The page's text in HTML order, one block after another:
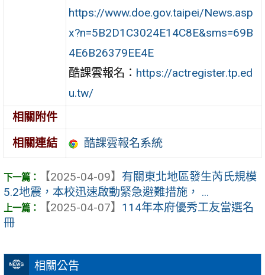
相關公告
https://www.doe.gov.taipei/News.asp
x?n=5B2D1C3024E14C8E&sms=69B
4E6B26379EE4E
酷課雲報名： https://actregister.tp.ed
u.tw/
相關附件
相關連結
酷課雲報名系統
【2025-04-09】 有關東北地區發生芮氏規模
5.2地震，本校迅速啟動緊急避難措施， ...
【2025-04-07】 114年本府優秀工友當選名
冊